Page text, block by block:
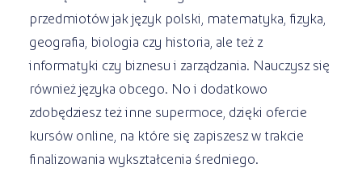
przedmiotów jak język polski, matematyka, fizyka,
geografia, biologia czy historia, ale też z
informatyki czy biznesu i zarządzania. Nauczysz się
również języka obcego. No i dodatkowo
zdobędziesz też inne supermoce, dzięki ofercie
kursów online, na które się zapiszesz w trakcie
finalizowania wykształcenia średniego.